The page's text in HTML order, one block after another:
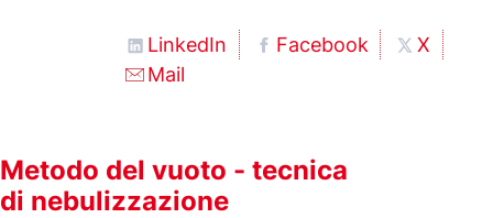
LinkedIn Facebook
X
Mail
Metodo del vuoto - tecnica
di nebulizzazione